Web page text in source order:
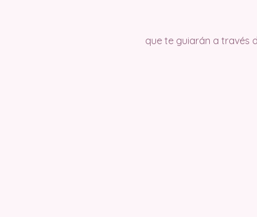
que te guiarán a través